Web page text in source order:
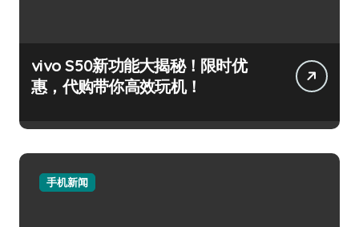
vivo S50新功能大揭秘！限时优
惠，代购带你高效玩机！
手机新闻